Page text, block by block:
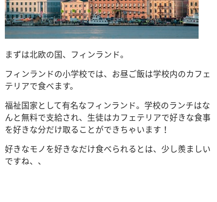
まずは北欧の国、フィンランド。
フィンランドの小学校では、お昼ご飯は学校内のカフェ
テリアで食べます。
福祉国家として有名なフィンランド。学校のランチはな
んと無料で支給され、生徒はカフェテリアで好きな食事
を好きな分だけ取ることができちゃいます！
好きなモノを好きなだけ食べられるとは、少し羨ましい
ですね、、